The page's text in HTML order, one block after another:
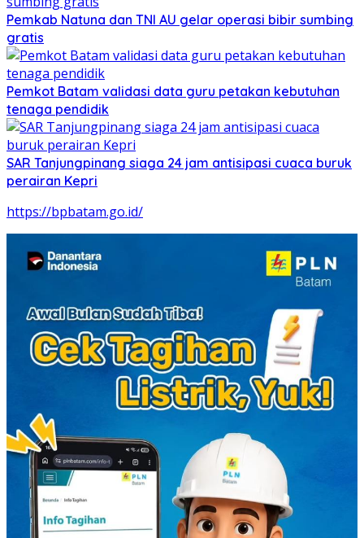
Pemkab Natuna dan TNI AU gelar operasi bibir sumbing
gratis
Pemkot Batam validasi data guru petakan kebutuhan
tenaga pendidik
SAR Tanjungpinang siaga 24 jam antisipasi cuaca buruk
perairan Kepri
https://bpbatam.go.id/